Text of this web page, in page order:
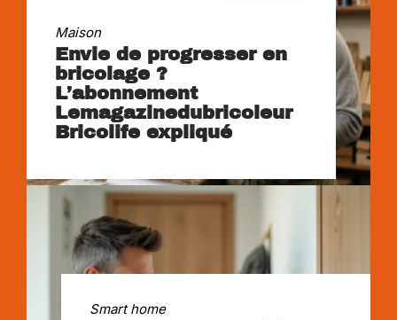
Maison
Envie de progresser en
bricolage ?
L’abonnement
Lemagazinedubricoleur
Bricolife expliqué
Smart home